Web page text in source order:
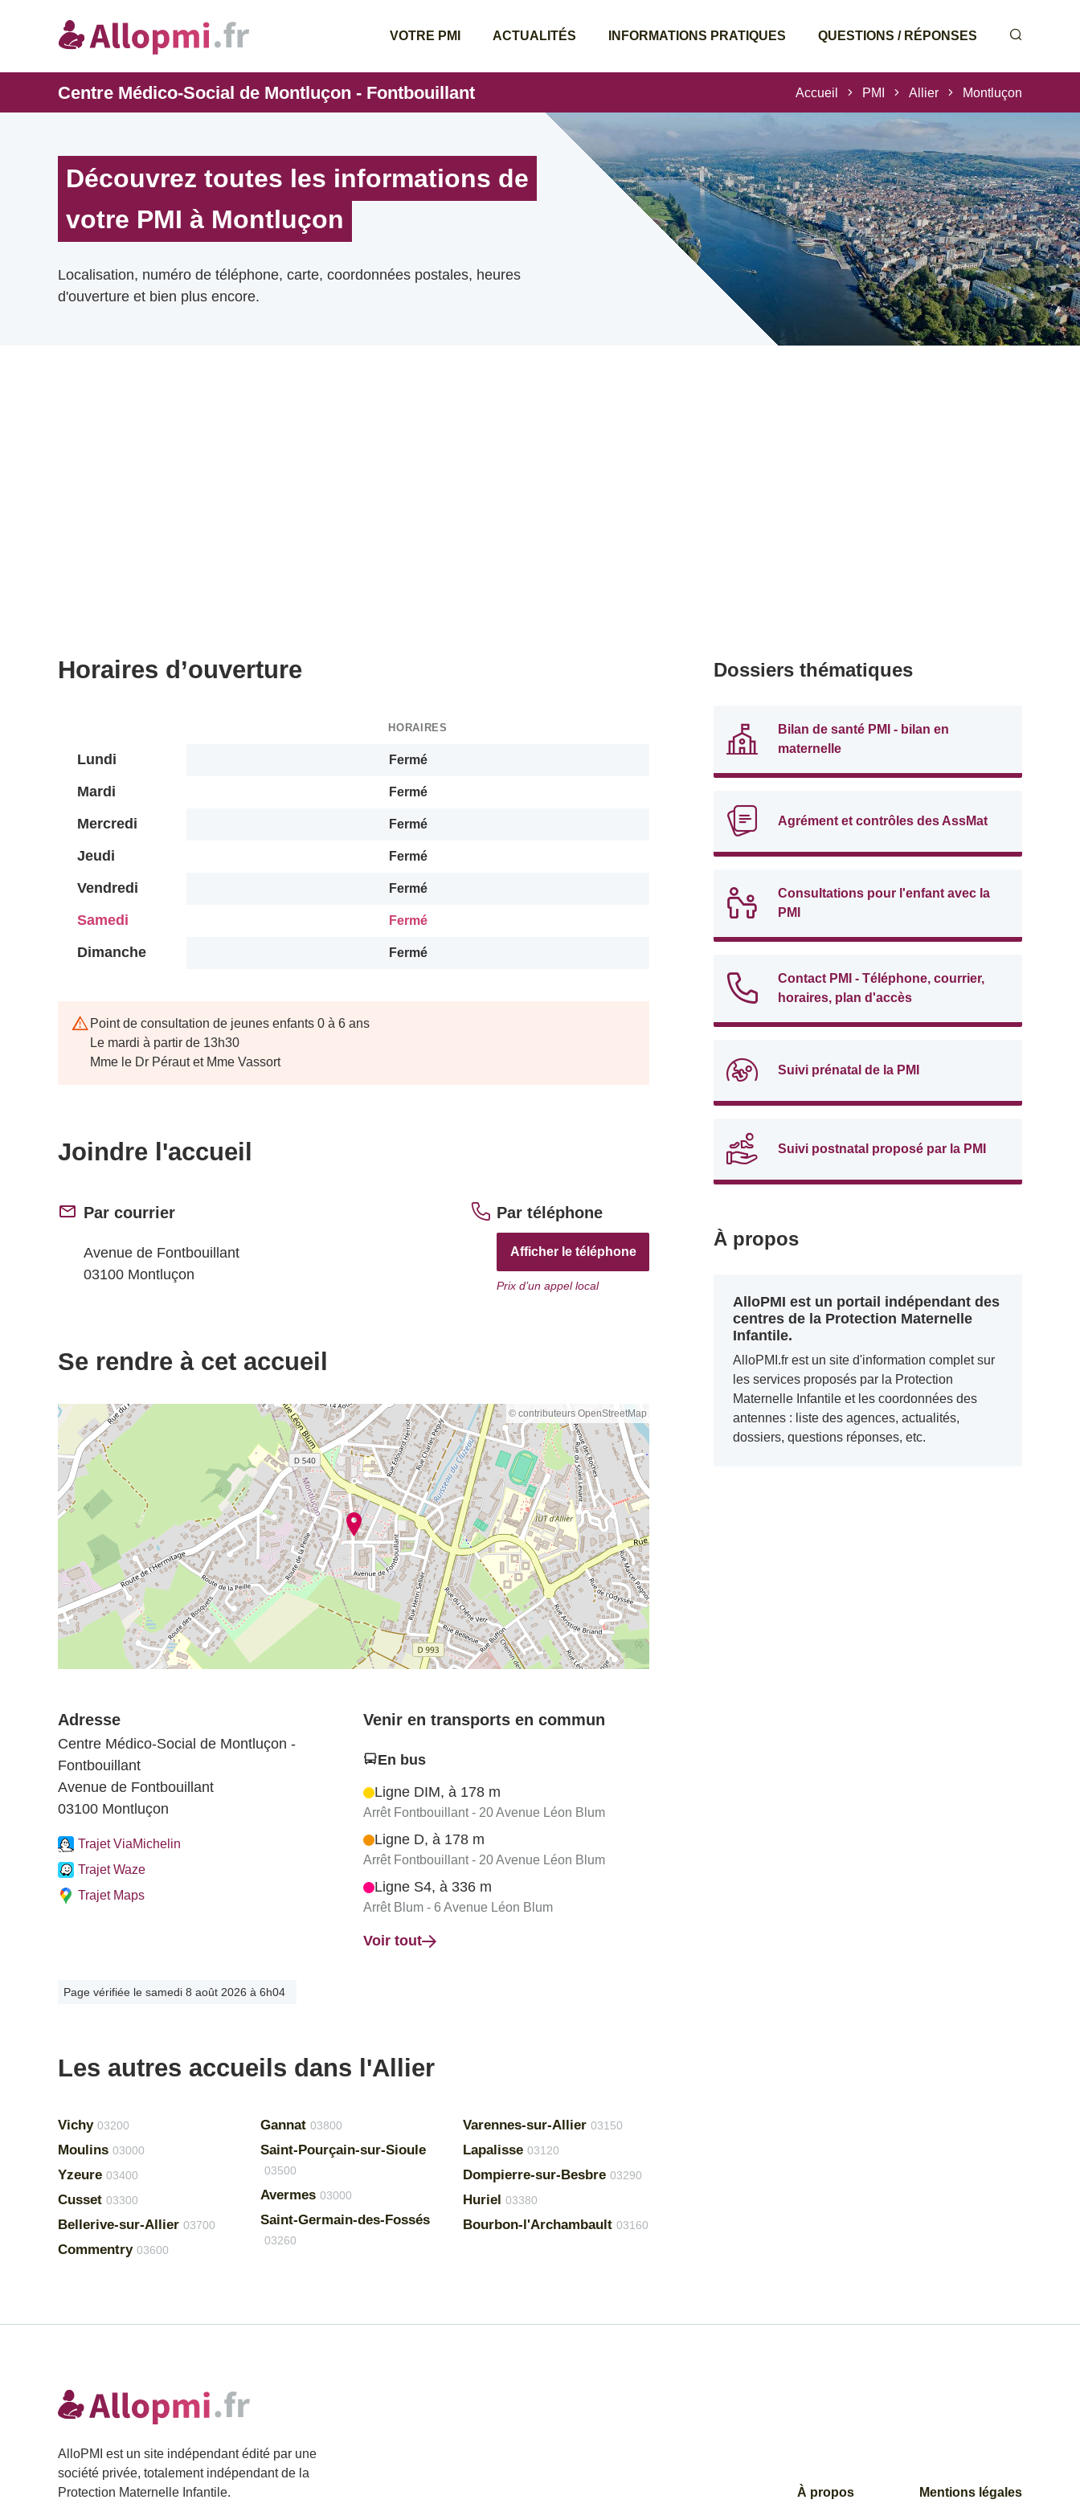
VOTRE PMI ACTUALITÉS INFORMATIONS PRATIQUES QUESTIONS / RÉPONSES
Centre Médico-Social de Montluçon - Fontbouillant Accueil PMI Allier Montluçon
Découvrez toutes les informations de
votre PMI à Montluçon
Localisation, numéro de téléphone, carte, coordonnées postales, heures
d'ouverture et bien plus encore.
Horaires d’ouverture
HORAIRES
Lundi Fermé
Mardi Fermé
Mercredi Fermé
Jeudi Fermé
Vendredi Fermé
Samedi Fermé
Dimanche Fermé
Point de consultation de jeunes enfants 0 à 6 ans
Le mardi à partir de 13h30
Mme le Dr Péraut et Mme Vassort
Joindre l'accueil
Par courrier
Avenue de Fontbouillant
03100 Montluçon
Par téléphone
Afficher le téléphone
Prix d’un appel local
Se rendre à cet accueil
© contributeurs OpenStreetMap
Adresse
Centre Médico-Social de Montluçon -
Fontbouillant
Avenue de Fontbouillant
03100 Montluçon
Trajet ViaMichelin
Trajet Waze
Trajet Maps
Venir en transports en commun
En bus
Ligne DIM, à 178 m
Arrêt Fontbouillant - 20 Avenue Léon Blum
Ligne D, à 178 m
Arrêt Fontbouillant - 20 Avenue Léon Blum
Ligne S4, à 336 m
Arrêt Blum - 6 Avenue Léon Blum
Voir tout
Page vérifiée le samedi 8 août 2026 à 6h04
Les autres accueils dans l'Allier
Vichy 03200
Moulins 03000
Yzeure 03400
Cusset 03300
Bellerive-sur-Allier 03700
Commentry 03600
Gannat 03800
Saint-Pourçain-sur-Sioule
03500
Avermes 03000
Saint-Germain-des-Fossés
03260
Varennes-sur-Allier 03150
Lapalisse 03120
Dompierre-sur-Besbre 03290
Huriel 03380
Bourbon-l'Archambault 03160
Dossiers thématiques
Bilan de santé PMI - bilan en
maternelle
Agrément et contrôles des AssMat
Consultations pour l'enfant avec la
PMI
Contact PMI - Téléphone, courrier,
horaires, plan d'accès
Suivi prénatal de la PMI
Suivi postnatal proposé par la PMI
À propos
AlloPMI est un portail indépendant des
centres de la Protection Maternelle
Infantile.
AlloPMI.fr est un site d'information complet sur
les services proposés par la Protection
Maternelle Infantile et les coordonnées des
antennes : liste des agences, actualités,
dossiers, questions réponses, etc.
AlloPMI est un site indépendant édité par une
société privée, totalement indépendant de la
Protection Maternelle Infantile.
À propos Mentions légales